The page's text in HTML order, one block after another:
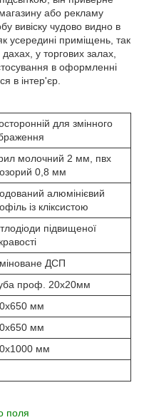
або рекламу
вивіску чудово видно в
усередині приміщень, так
у торгових залах,
в оформленні
в інтер'єр.
для змінного
молочний 2 мм, пвх
0,8 мм
алюмінієвий
із кліксистою
підвищеної
ДСП
проф. 20х20мм
мм
мм
мм
поля